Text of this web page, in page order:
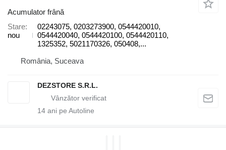
Acumulator frână
Stare
nou
02243075, 0203273900, 0544420010,
0544420040, 0544420100, 0544420110,
1325352, 5021170326, 050408,...
România, Suceava
DEZSTORE S.R.L.
14 ani pe Autoline